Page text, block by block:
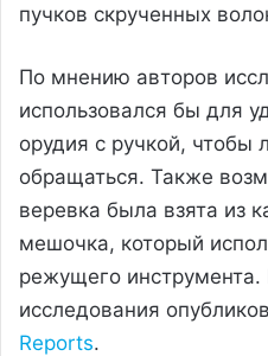
пучков скрученных
По мнению авторов
использовался бы для
орудия с ручкой, чтобы
обращаться. Также
веревка была взята из
мешочка, который
режущего инструмента.
исследования
Reports.